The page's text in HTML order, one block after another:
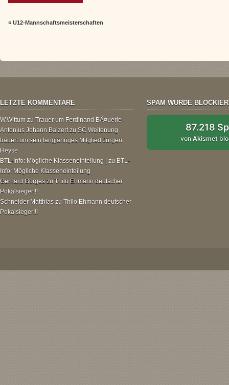
«U12-Mannschaftsmeisterschaften
LETZTE KOMMENTARE
W.Wittum zu Trauer um Ferdinand BÃ¤uerle
Antonius Johann Balzertzu SC Weitenung
trauert um sein langjähriges Mitglied Jürgen
Heyse
BTL-Info: Mögliche Klasseneinteilung | zu BTL-
Info: Mögliche Klasseneinteilung
Gerhard Gorges zu Thilo Ehmann deutscher
Pokalsieger!!!
Schneider Matthias zu Thilo Ehmann deutscher
Pokalsieger!!!
SPAM WURDE
87.218
vonAkismet